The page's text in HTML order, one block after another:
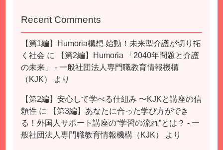
Recent Comments
【第1編】Humoria構想 始動！未来型介護が切り拓
く社会 に
【第2編】Humoria 「2040年問題と介護
の未来」 - 一般社団法人専門職教育情報機構
（KJK）
より
【第2編】安心して学べる仕組み 〜KJKと講座の信
頼性 に
【第3編】あなたに合った学び方ができ
る！外国人サポート講座の“学習の流れ”とは？ - 一
般社団法人専門職教育情報機構（KJK）
より